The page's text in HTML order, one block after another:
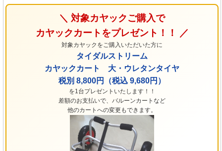
＼ 対象カヤックご購入で
カヤックカートをプレゼント！！ ／
対象カヤックをご購入いただいた方に
タイダルストリーム
カヤックカート 大・ウレタンタイヤ
税別 8,800円（税込 9,680円）
を1台プレゼントいたします！！
差額のお支払いで、バルーンカートなど
他のカートへの変更もできます。